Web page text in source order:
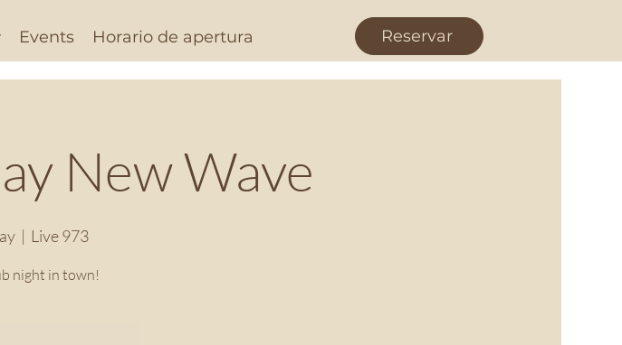
Events Horario de apertura Reservar
New Wave
  |
Live 973
night in town!